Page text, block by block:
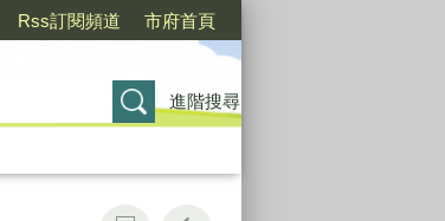
Rss訂閱頻道 市府首頁
進階搜尋